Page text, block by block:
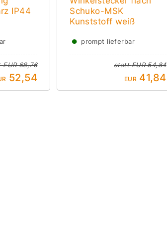
IP44
EUR 68,76
52,54
Schuko-MSK
Kunststoff weiß
● prompt lieferbar
stattEUR 54,84
EUR41,84